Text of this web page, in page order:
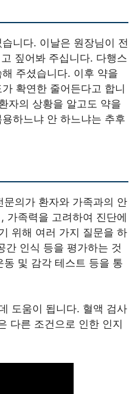
니다. 이날은 원장님이 전
짚어봐 주십니다. 다행스
주셨습니다. 이후 약을
확연한 줄어든다고 합니
자의 상황을 알고도 약을
하느냐 안 하느냐는 추후
의가 환자와 가족과의 안
가족력을 고려하여 진단에
위해 여러 가지 질문을 하
간 인식 등을 평가하는 것
및 감각 테스트 등을 통
도움이 됩니다. 혈액 검사
다른 조건으로 인한 인지